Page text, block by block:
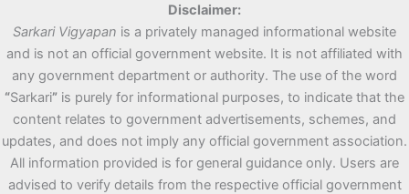
Disclaimer:
Sarkari Vigyapan is a privately managed informational website
and is not an official government website. It is not affiliated with
any government department or authority. The use of the word
“Sarkari” is purely for informational purposes, to indicate that the
content relates to government advertisements, schemes, and
updates, and does not imply any official government association.
All information provided is for general guidance only. Users are
advised to verify details from the respective official government